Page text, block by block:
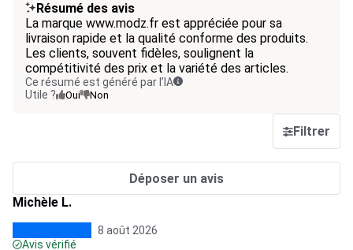
Résumé des avis
La marque www.modz.fr est appréciée pour sa
livraison rapide et la qualité conforme des produits.
Les clients, souvent fidèles, soulignent la
compétitivité des prix et la variété des articles.
Ce résumé est généré par l’IA
Utile ?
Oui Non
Filtrer
Déposer un avis
Michèle L.
8 août 2026
Avis vérifié